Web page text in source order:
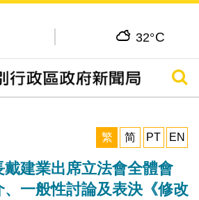
32°C
搜尋
繁
简 PT EN
建業出席立法會全體會
一般性討論及表決《修改